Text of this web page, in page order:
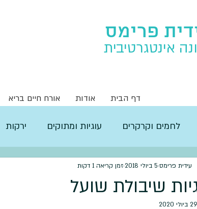
פרימס
אינטגרטיבית
דף הבית אודות אורח חיים בריא
לחמים וקרקרים עוגיות ומתוקים ירקות
שיבולת שועל
עידית פרימס 5 ביולי 2018 זמן קריאה 1 דקות
29 ביולי 2020